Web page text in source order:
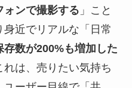
ォンで撮影する 」こと
近でリアルな「日常
存数が200%も増加した
は、売りたい気持ち